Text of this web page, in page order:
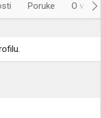
Poruke O